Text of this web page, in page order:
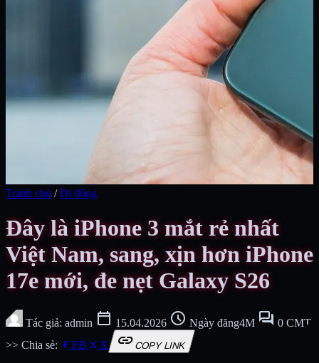
Tranh chủ / Di động
Đây là iPhone 3 mắt rẻ nhất
Việt Nam, sang, xịn hơn iPhone
17e mới, đe nẹt Galaxy S26
Tác giả: admin calendar_today 15.04.2026 schedule Ngày đăng4M forum 0 CMT
>> Chia sẻ:
FB X linkCOPY LINK